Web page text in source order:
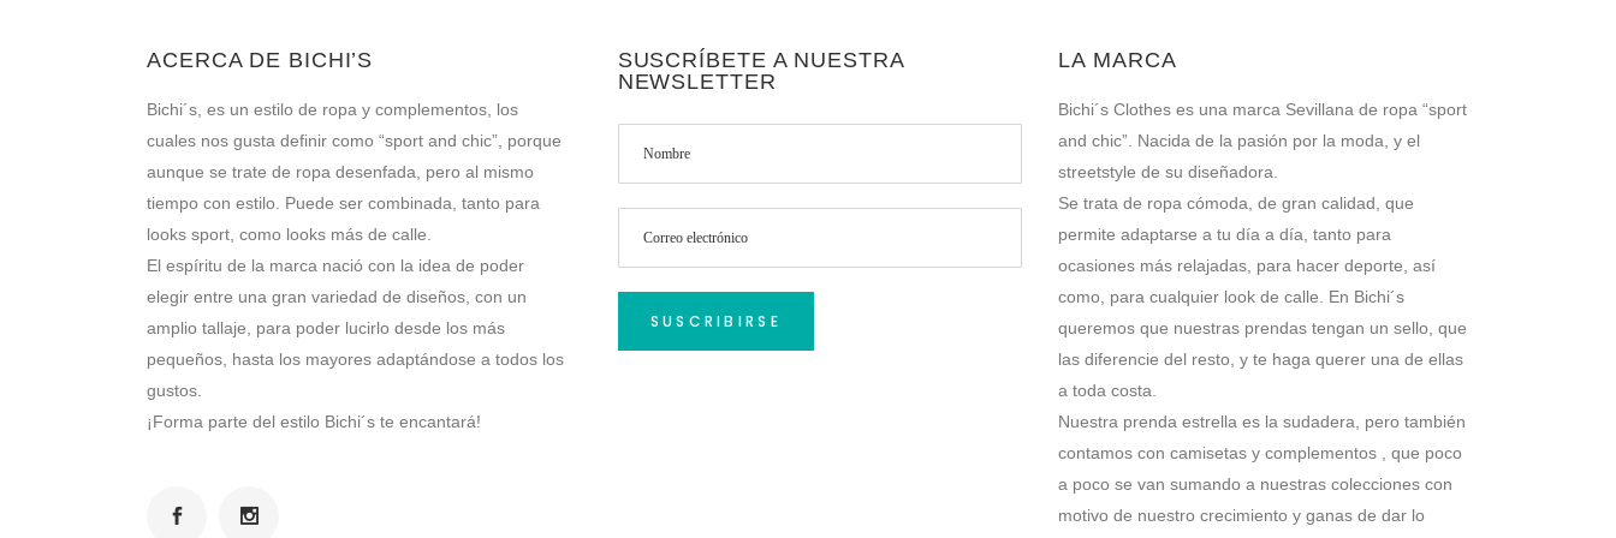
ACERCA DE BICHI’S
Bichi´s, es un estilo de ropa y complementos, los
cuales nos gusta definir como “sport and chic”, porque
aunque se trate de ropa desenfada, pero al mismo
tiempo con estilo. Puede ser combinada, tanto para
looks sport, como looks más de calle.
El espíritu de la marca nació con la idea de poder
elegir entre una gran variedad de diseños, con un
amplio tallaje, para poder lucirlo desde los más
pequeños, hasta los mayores adaptándose a todos los
gustos.
¡Forma parte del estilo Bichi´s te encantará!
SUSCRÍBETE A NUESTRA
NEWSLETTER
LA MARCA
Bichi´s Clothes es una marca Sevillana de ropa “sport
and chic”. Nacida de la pasión por la moda, y el
streetstyle de su diseñadora.
Se trata de ropa cómoda, de gran calidad, que
permite adaptarse a tu día a día, tanto para
ocasiones más relajadas, para hacer deporte, así
como, para cualquier look de calle. En Bichi´s
queremos que nuestras prendas tengan un sello, que
las diferencie del resto, y te haga querer una de ellas
a toda costa.
Nuestra prenda estrella es la sudadera, pero también
contamos con camisetas y complementos , que poco
a poco se van sumando a nuestras colecciones con
motivo de nuestro crecimiento y ganas de dar lo